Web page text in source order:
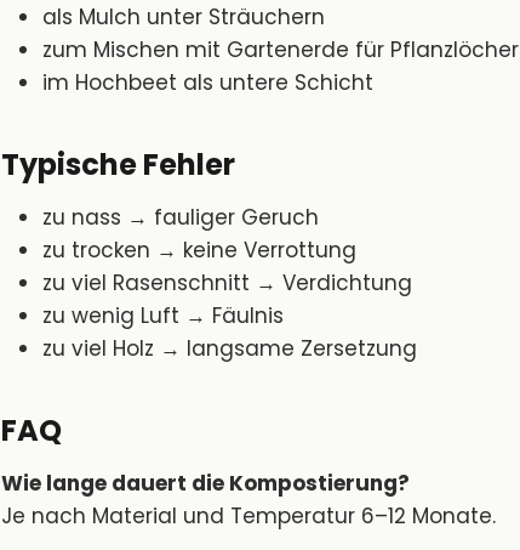
als Mulch unter Sträuchern
zum Mischen mit Gartenerde für Pflanzlöcher
im Hochbeet als untere Schicht
Typische Fehler
zu nass → fauliger Geruch
zu trocken → keine Verrottung
zu viel Rasenschnitt → Verdichtung
zu wenig Luft → Fäulnis
zu viel Holz → langsame Zersetzung
FAQ
Wie lange dauert die Kompostierung?
Je nach Material und Temperatur 6–12 Monate.